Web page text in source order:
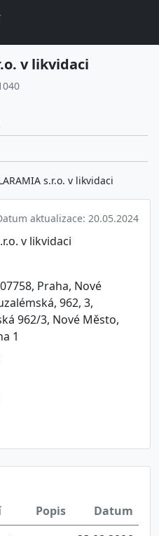
v likvidaci
s.r.o. v likvidaci
aktualizace: 20.05.2024
v likvidaci
Praha, Nové
962, 3,
962/3, Nové Město,
1
Popis
Datum